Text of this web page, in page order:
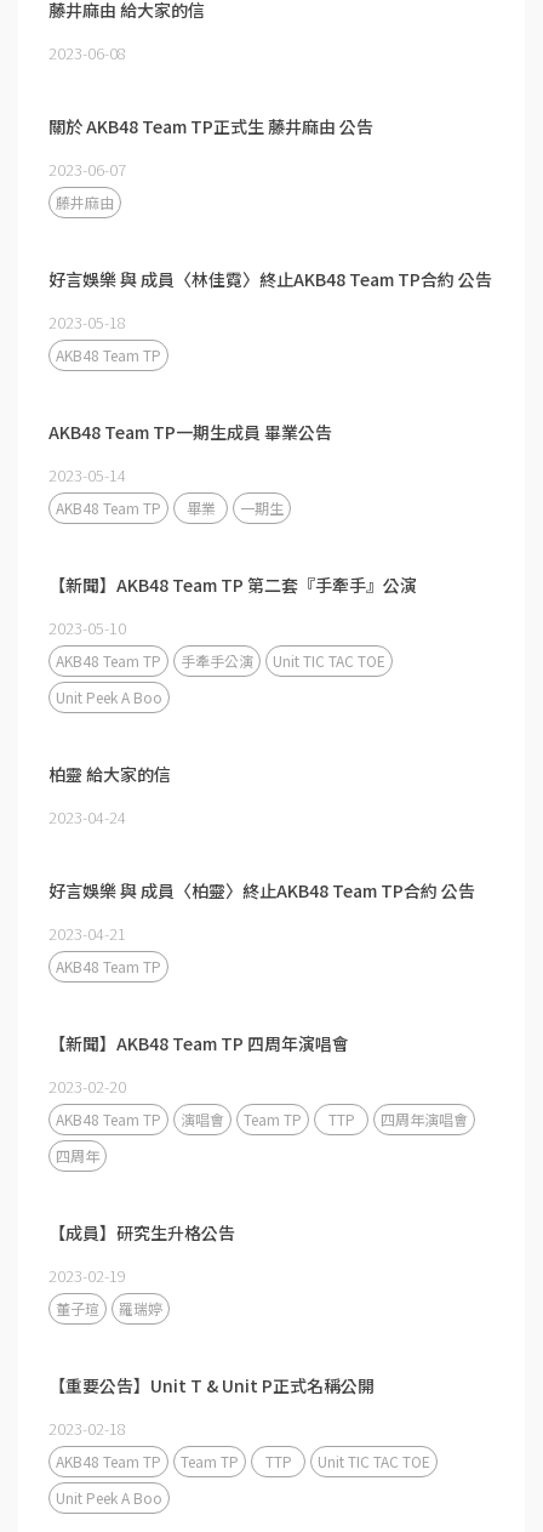
藤井麻由 給大家的信
2023-06-08
關於 AKB48 Team TP正式生 藤井麻由 公告
2023-06-07
藤井麻由
好言娛樂 與 成員〈林佳霓〉終止AKB48 Team TP合約 公告
2023-05-18
AKB48 Team TP
AKB48 Team TP一期生成員 畢業公告
2023-05-14
AKB48 Team TP 畢業 一期生
【新聞】AKB48 Team TP 第二套『手牽手』公演
2023-05-10
AKB48 Team TP 手牽手公演
Unit TIC TAC TOE
Unit Peek A Boo
柏靈 給大家的信
2023-04-24
好言娛樂 與 成員〈柏靈〉終止AKB48 Team TP合約 公告
2023-04-21
AKB48 Team TP
【新聞】AKB48 Team TP 四周年演唱會
2023-02-20
AKB48 Team TP 演唱會 Team TP TTP
四周年演唱會
四周年
【成員】研究生升格公告
2023-02-19
董子瑄 羅瑞婷
【重要公告】Unit T & Unit P正式名稱公開
2023-02-18
AKB48 Team TP Team TP TTP
Unit TIC TAC TOE
Unit Peek A Boo